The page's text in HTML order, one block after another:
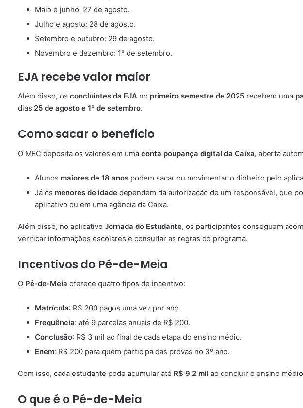
Maio e junho: 27 de agosto.
Julho e agosto: 28 de agosto.
Setembro e outubro: 29 de agosto.
Novembro e dezembro: 1º de setembro.
EJA recebe valor maior
Além disso, os concluintes da EJA no primeiro semestre de 2025 recebem uma
dias 25 de agosto e 1º de setembro.
Como sacar o benefício
O MEC deposita os valores em uma conta poupança digital da Caixa, aberta
Alunos maiores de 18 anos podem sacar ou movimentar o dinheiro pelo
Já os menores de idade dependem da autorização de um responsável, que
aplicativo ou em uma agência da Caixa.
Além disso, no aplicativo Jornada do Estudante, os participantes conseguem
verificar informações escolares e consultar as regras do programa.
Incentivos do Pé-de-Meia
O Pé-de-Meia oferece quatro tipos de incentivo:
Matrícula: R$ 200 pagos uma vez por ano.
Frequência: até 9 parcelas anuais de R$ 200.
Conclusão: R$ 3 mil ao final de cada etapa do ensino médio.
Enem: R$ 200 para quem participa das provas no 3º ano.
Com isso, cada estudante pode acumular até R$ 9,2 mil ao concluir o ensino
O que é o Pé-de-Meia